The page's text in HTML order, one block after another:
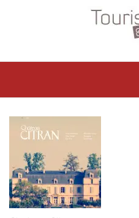
Tourisme et vins